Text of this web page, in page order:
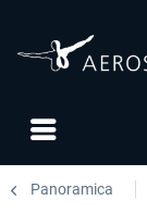
Panoramica